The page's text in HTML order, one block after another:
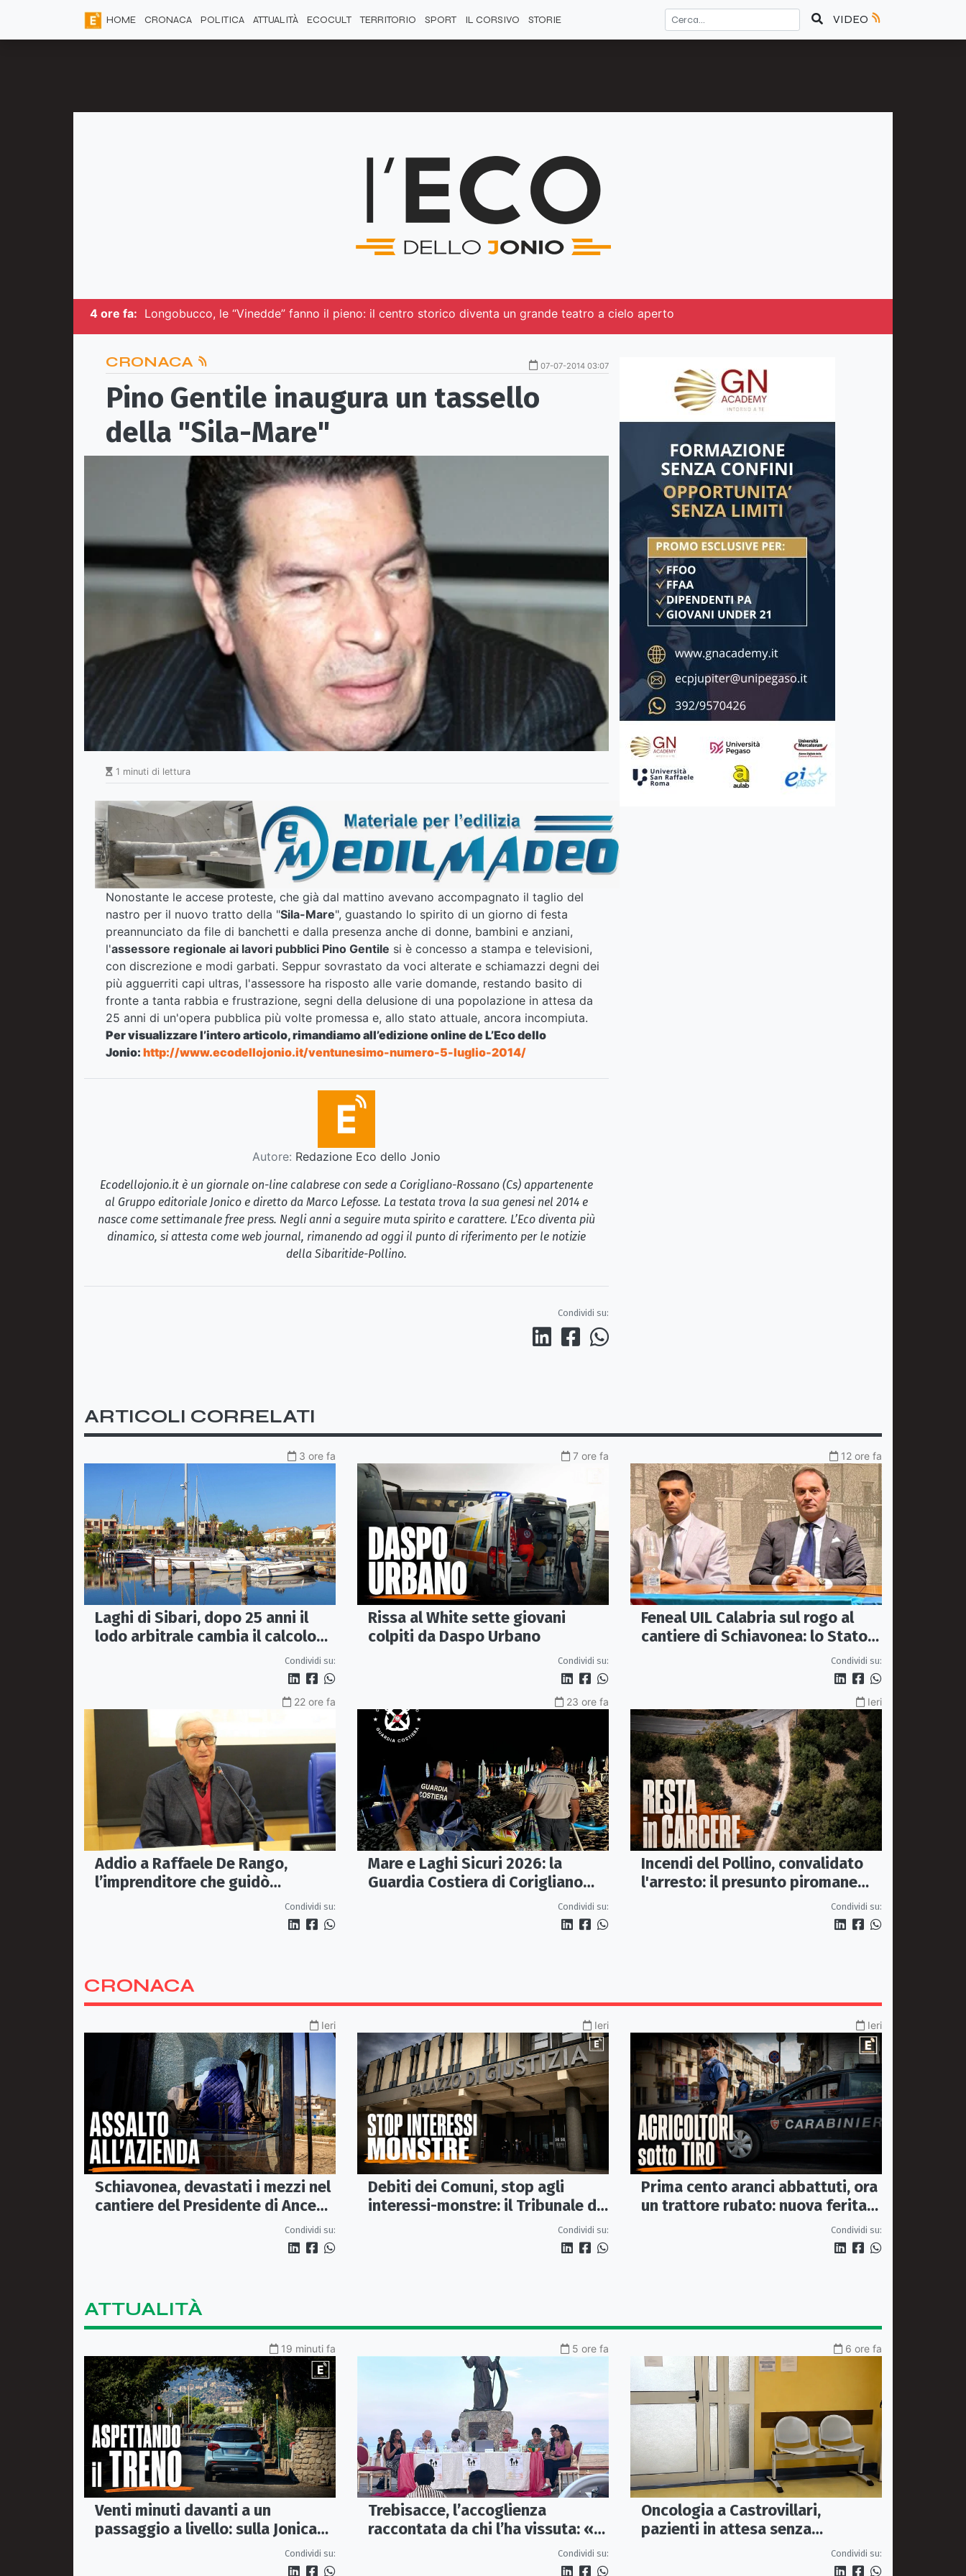
HOME CRONACA POLITICA ATTUALITÀ ECOCULT TERRITORIO SPORT IL CORSIVO STORIE VIDEO
4 ore fa: Longobucco, le “Vinedde” fanno il pieno: il centro storico diventa un grande teatro a cielo aperto
CRONACA 07-07-2014 03:07
Pino Gentile inaugura un tassello
della "Sila-Mare"
1 minuti di lettura
Nonostante le accese proteste, che già dal mattino avevano accompagnato il taglio del
nastro per il nuovo tratto della "Sila-Mare", guastando lo spirito di un giorno di festa
preannunciato da file di banchetti e dalla presenza anche di donne, bambini e anziani,
l'assessore regionale ai lavori pubblici Pino Gentile si è concesso a stampa e televisioni,
con discrezione e modi garbati. Seppur sovrastato da voci alterate e schiamazzi degni dei
più agguerriti capi ultras, l'assessore ha risposto alle varie domande, restando basito di
fronte a tanta rabbia e frustrazione, segni della delusione di una popolazione in attesa da
25 anni di un'opera pubblica più volte promessa e, allo stato attuale, ancora incompiuta.
Per visualizzare l’intero articolo, rimandiamo all’edizione online de L’Eco dello
Jonio: http://www.ecodellojonio.it/ventunesimo-numero-5-luglio-2014/
Autore: Redazione Eco dello Jonio
Ecodellojonio.it è un giornale on-line calabrese con sede a Corigliano-Rossano (Cs) appartenente
al Gruppo editoriale Jonico e diretto da Marco Lefosse. La testata trova la sua genesi nel 2014 e
nasce come settimanale free press. Negli anni a seguire muta spirito e carattere. L’Eco diventa più
dinamico, si attesta come web journal, rimanendo ad oggi il punto di riferimento per le notizie
della Sibaritide-Pollino.
Condividi su:
ARTICOLI CORRELATI
3 ore fa
Laghi di Sibari, dopo 25 anni il
lodo arbitrale cambia il calcolo
Condividi su:
7 ore fa
Rissa al White sette giovani
colpiti da Daspo Urbano
Condividi su:
12 ore fa
Feneal UIL Calabria sul rogo al
cantiere di Schiavonea: lo Stato
rafforzi i presìdi di legalitàCondividi su:
22 ore fa
Addio a Raffaele De Rango,
l’imprenditore che guidò
Condividi su:
23 ore fa
Mare e Laghi Sicuri 2026: la
Guardia Costiera di Corigliano
controlla il litorale da RoccaCondividi su:
Ieri
Incendi del Pollino, convalidato
l'arresto: il presunto piromane
Condividi su:
CRONACA
Ieri
Schiavonea, devastati i mezzi nel
cantiere del Presidente di Ance
Condividi su:
Ieri
Debiti dei Comuni, stop agli
interessi-monstre: il Tribunale di
Condividi su:
Ieri
Prima cento aranci abbattuti, ora
un trattore rubato: nuova ferita
all’agricoltura della SibaritideCondividi su:
ATTUALITÀ
19 minuti fa
Venti minuti davanti a un
passaggio a livello: sulla Jonica
anche aspettare un treno diventa
Condividi su:
5 ore fa
Trebisacce, l’accoglienza
raccontata da chi l’ha vissuta: «Io
sono» diventa una storia diCondividi su:
6 ore fa
Oncologia a Castrovillari,
pazienti in attesa senza
climatizzazione: Rosa chiede una
stanza interna e un intervento
Condividi su: